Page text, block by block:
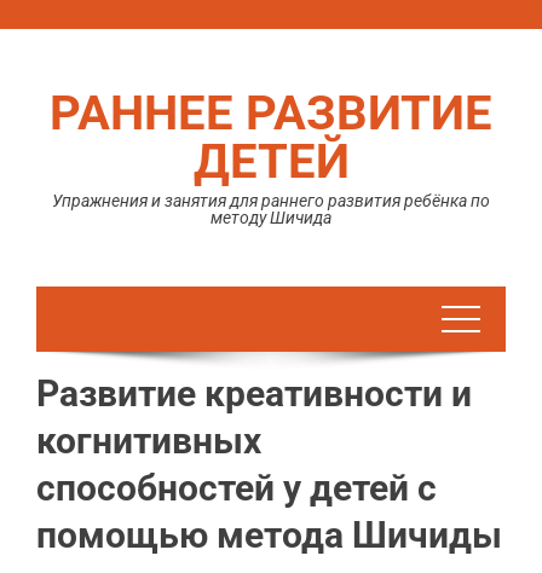
РАННЕЕ РАЗВИТИЕ
ДЕТЕЙ
Упражнения и занятия для раннего развития ребёнка по
методу Шичида
Развитие креативности и
когнитивных
способностей у детей с
помощью метода Шичиды